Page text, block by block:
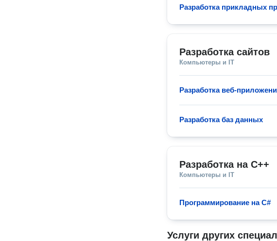
Разработка прикладных
Разработка сайтов
Компьютеры и IT
Разработка веб-
Разработка баз данных
Разработка на С++
Компьютеры и IT
Программирование на C#
Услуги других